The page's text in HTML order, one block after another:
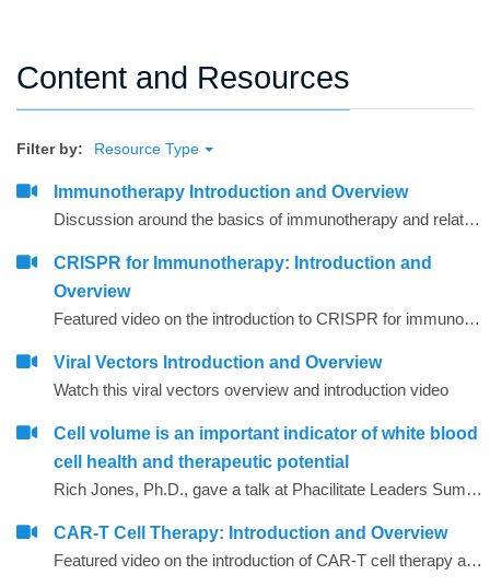
Content and Resources
Filter by: Resource Type
Immunotherapy Introduction and Overview
Discussion around the basics of immunotherapy and related agents and techniques that are commonly used
CRISPR for Immunotherapy: Introduction and
Overview
Featured video on the introduction to CRISPR for immunotherapy
Viral Vectors Introduction and Overview
Watch this viral vectors overview and introduction video
Cell volume is an important indicator of white blood
cell health and therapeutic potential
Rich Jones, Ph.D., gave a talk at Phacilitate Leaders Summit and World Stem Cell Summit titled "Cell volume is an important indicator of white blood cell health and therapeutic potential". Dr. Jones compares 3 technologies for determining cell volume, flow cytometry, cell imaging, and the Coulter method.
CAR-T Cell Therapy: Introduction and Overview
Featured video on the introduction of CAR-T cell therapy as related to immunotherapy